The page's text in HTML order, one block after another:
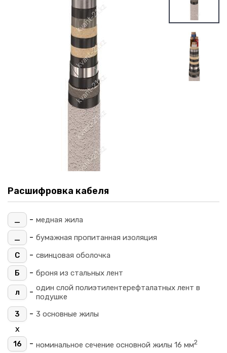
Расшифровка кабеля
_ - медная жила
_
- бумажная пропитанная изоляция
С
- свинцовая оболочка
Б
- броня из стальных лент
л - один слой полиэтилентерефталатных лент в
подушке
3
- 3 основные жилы
х
16 - номинальное сечение основной жилы 16 мм2